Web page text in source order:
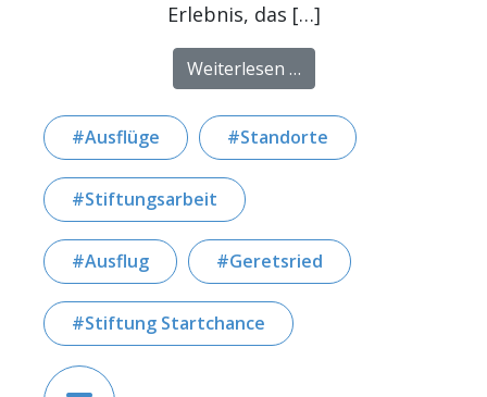
Erlebnis, das […]
Weiterlesen …from Integration
Ausflüge Standorte
Stiftungsarbeit
Ausflug Geretsried
Stiftung Startchance